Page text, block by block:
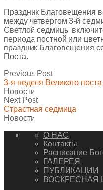
Праздник Благовещения
между четвергом 3-й
Светлой седмицы
периода постной или
праздник Благовещения
Поста.
Previous Post
3-я неделя Великого поста
Новости
Next Post
Страстная седмица
Новости
О НАС
Контакты
Расписание
ГАЛЕРЕЯ
ПУБЛИКАЦИИ
ВОСКРЕСНАЯ